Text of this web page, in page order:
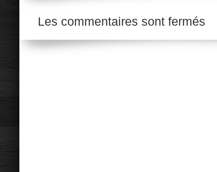
Les commentaires sont fermés